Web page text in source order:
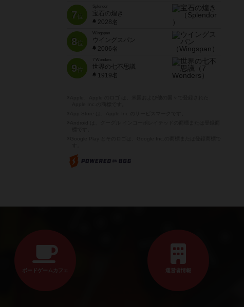
7位
宝石の煌き
2028名
8位
Wingspan
ウイングスパン
2006名
9位
7 Wonders
世界の七不思議
1919名
ボードゲームカフェ 運営者情報